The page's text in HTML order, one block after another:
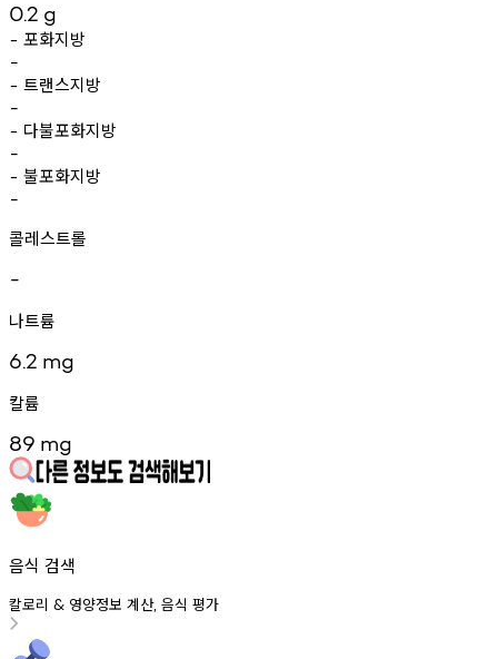
0.2 g
- 포화지방
-
- 트랜스지방
-
- 다불포화지방
-
- 불포화지방
-
콜레스트롤
-
나트륨
6.2 mg
칼륨
89 mg
음식 검색
칼로리 & 영양정보 계산, 음식 평가